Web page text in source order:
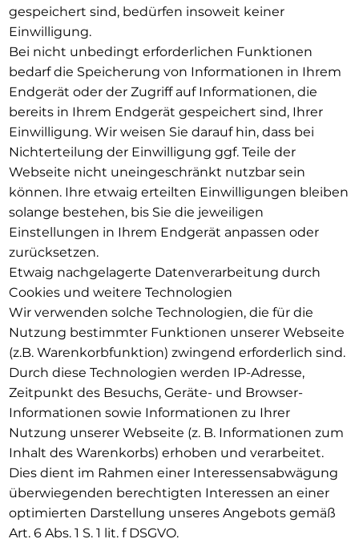
gespeichert sind, bedürfen insoweit keiner
Einwilligung.
Bei nicht unbedingt erforderlichen Funktionen
bedarf die Speicherung von Informationen in Ihrem
Endgerät oder der Zugriff auf Informationen, die
bereits in Ihrem Endgerät gespeichert sind, Ihrer
Einwilligung. Wir weisen Sie darauf hin, dass bei
Nichterteilung der Einwilligung ggf. Teile der
Webseite nicht uneingeschränkt nutzbar sein
können. Ihre etwaig erteilten Einwilligungen bleiben
solange bestehen, bis Sie die jeweiligen
Einstellungen in Ihrem Endgerät anpassen oder
zurücksetzen.
Etwaig nachgelagerte Datenverarbeitung durch
Cookies und weitere Technologien
Wir verwenden solche Technologien, die für die
Nutzung bestimmter Funktionen unserer Webseite
(z.B. Warenkorbfunktion) zwingend erforderlich sind.
Durch diese Technologien werden IP-Adresse,
Zeitpunkt des Besuchs, Geräte- und Browser-
Informationen sowie Informationen zu Ihrer
Nutzung unserer Webseite (z. B. Informationen zum
Inhalt des Warenkorbs) erhoben und verarbeitet.
Dies dient im Rahmen einer Interessensabwägung
überwiegenden berechtigten Interessen an einer
optimierten Darstellung unseres Angebots gemäß
Art. 6 Abs. 1 S. 1 lit. f DSGVO.